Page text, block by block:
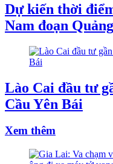
Dự kiến thời
Nam đoạn
Lào Cai đầu tư
Cầu Yên Bái
Xem thêm